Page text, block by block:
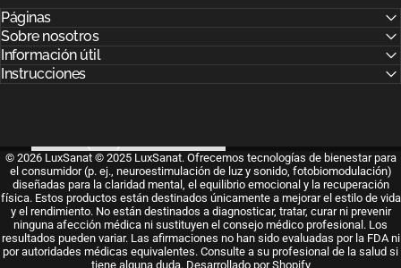
Páginas
Sobre nosotros
Información útil
Instrucciones
© 2026 LuxSanat © 2025 LuxSanat. Ofrecemos tecnologías de bienestar para
el consumidor (p. ej., neuroestimulación de luz y sonido, fotobiomodulación)
diseñadas para la claridad mental, el equilibrio emocional y la recuperación
física. Estos productos están destinados únicamente a mejorar el estilo de vida
y el rendimiento. No están destinados a diagnosticar, tratar, curar ni prevenir
ninguna afección médica ni sustituyen el consejo médico profesional. Los
resultados pueden variar. Las afirmaciones no han sido evaluadas por la FDA ni
por autoridades médicas equivalentes. Consulte a su profesional de la salud si
tiene alguna duda. Desarrollado por Shopify